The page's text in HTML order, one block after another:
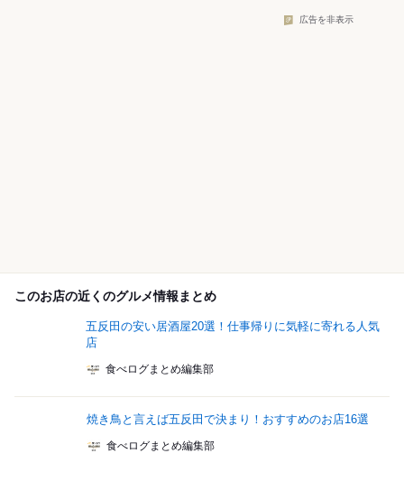
広告を非表示
このお店の近くのグルメ情報まとめ
五反田の安い居酒屋20選！仕事帰りに気軽に寄れる人気
店
食べログまとめ編集部
焼き鳥と言えば五反田で決まり！おすすめのお店16選
食べログまとめ編集部